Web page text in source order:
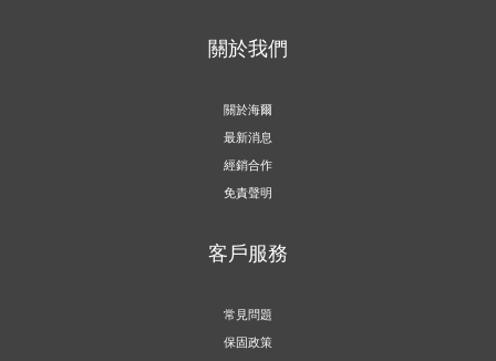
關於我們
關於海爾
最新消息
經銷合作
免責聲明
客戶服務
常見問題
保固政策